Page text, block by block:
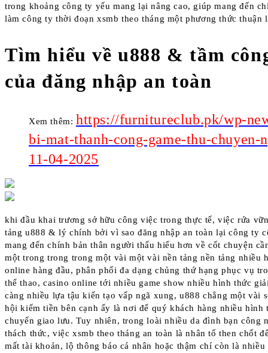
trong khoảng công ty yếu mang lại nâng cao, giúp mang đến
làm công ty thời đoạn xsmb theo tháng một phương thức thuận
Tìm hiểu về u888 & tầm
của đăng nhập an toàn
Xem thêm: https://furnitureclub.pk/wp-
bi-mat-thanh-cong-game-thu-chuyen-
11-04-2025
khi đầu khai trương sở hữu công việc trong thực tế, việc rứa
tảng u888 & lý chính bởi vì sao đăng nhập an toàn lại công ty
mang đến chính bản thân người thấu hiểu hơn về cốt chuyện
một trong trong trong một vài một vài nền tảng nền tảng nhiều
online hàng đầu, phân phối đa dạng chủng thứ hạng phục vụ
thể thao, casino online tới nhiều game show nhiều hình thức
càng nhiều lựa tậu kiến tạo vấp ngã xung, u888 chẳng một vài
hội kiếm tiền bên cạnh ấy là nơi để quý khách hàng nhiều
chuyển giao lưu. Tuy nhiên, trong loài nhiều da đình bạn công
thách thức, việc xsmb theo tháng an toàn là nhân tố then chốt
mất tài khoản, lộ thông báo cá nhân hoặc thậm chí còn là nhiều